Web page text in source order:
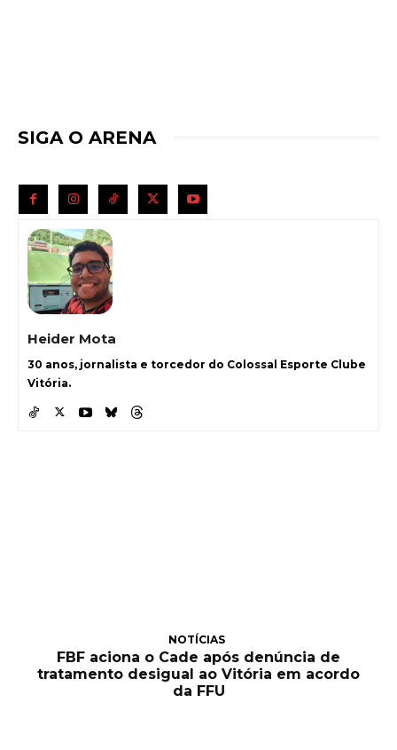
SIGA O ARENA
Heider Mota
30 anos, jornalista e torcedor do Colossal Esporte Clube
Vitória.
NOTÍCIAS
FBF aciona o Cade após denúncia de
tratamento desigual ao Vitória em acordo
da FFU